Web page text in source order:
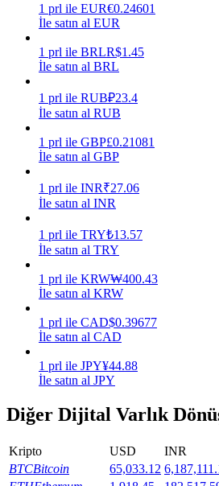
Nasıl kârlı kalabileceğinizi öğrenin
Kazan
Power Piggy
1 prl ile EUR€0.24601
İle satın al EUR
1 prl ile BRLR$1.45
İle satın al BRL
1 prl ile RUB₽23.4
İle satın al RUB
1 prl ile GBP£0.21081
İle satın al GBP
1 prl ile INR₹27.06
İle satın al INR
1 prl ile TRY₺13.57
İle satın al TRY
1 prl ile KRW₩400.43
İle satın al KRW
1 prl ile CAD$0.39677
İle satın al CAD
1 prl ile JPY¥44.88
İle satın al JPY
Diğer Dijital Varlık
Kripto USD INR
BTCBitcoin 65,033.12